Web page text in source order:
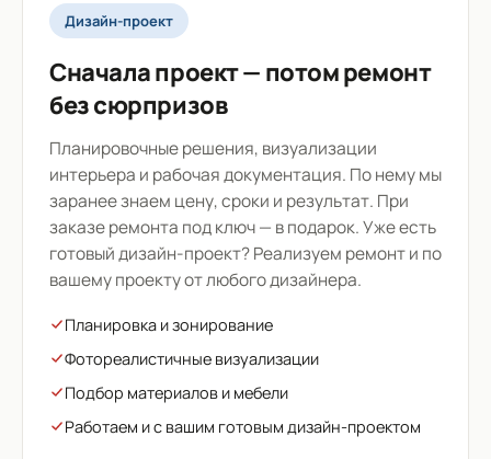
Дизайн-проект
Сначала проект — потом ремонт
без сюрпризов
Планировочные решения, визуализации
интерьера и рабочая документация. По нему мы
заранее знаем цену, сроки и результат. При
заказе ремонта под ключ — в подарок. Уже есть
готовый дизайн-проект? Реализуем ремонт и по
вашему проекту от любого дизайнера.
Планировка и зонирование
Фотореалистичные визуализации
Подбор материалов и мебели
Работаем и с вашим готовым дизайн-проектом